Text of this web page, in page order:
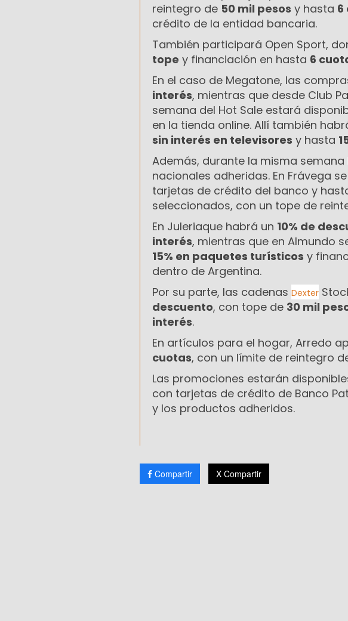
reintegro de 50 mil pesos y hasta 6
crédito de la entidad bancaria.
También participará Open Sport,
tope y financiación en hasta 6
En el caso de Megatone, las
interés, mientras que desde Club
semana del Hot Sale estará
en la tienda online. Allí también
sin interés en televisores y hasta
Además, durante la misma
nacionales adheridas. En Frávega
tarjetas de crédito del banco y
seleccionados, con un tope de
En Juleriaque habrá un 10% de
interés, mientras que en Almundo
15% en paquetes turísticos y
dentro de Argentina.
Por su parte, las cadenas Dexter
descuento, con tope de 30 mil
interés.
En artículos para el hogar, Arredo
cuotas, con un límite de reintegro
Las promociones estarán
con tarjetas de crédito de Banco
y los productos adheridos.
Compartir X Compartir